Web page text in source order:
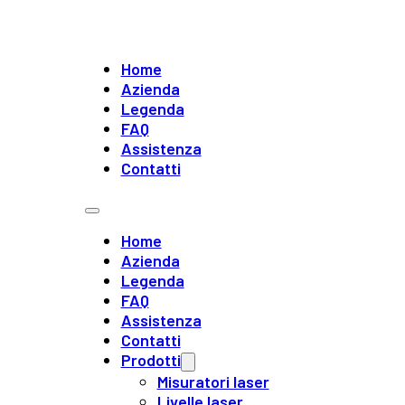
Home
Azienda
Legenda
FAQ
Assistenza
Contatti
Home
Azienda
Legenda
FAQ
Assistenza
Contatti
Prodotti
Misuratori laser